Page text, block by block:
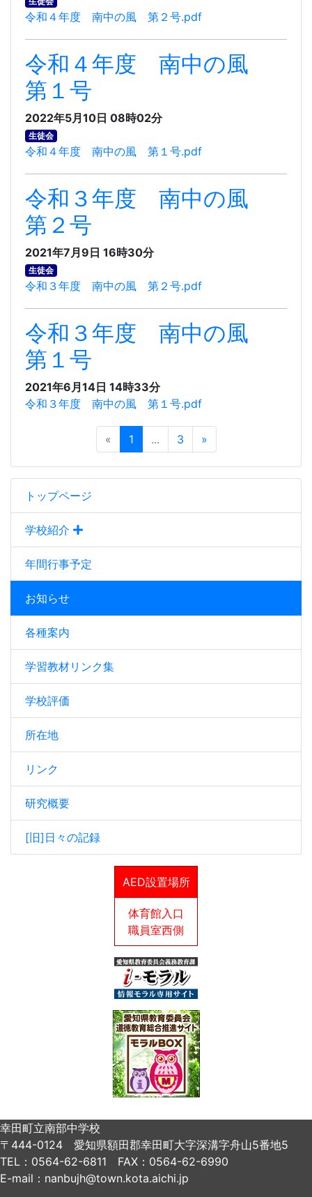
トップページ
学校紹介
年間行事予定
お知らせ
各種案内
学習教材リンク集
学校評価
所在地
リンク
研究概要
[旧]日々の記録
AED設置場所
体育館入口
職員室西側
令和４年度 南中の風 第２号.pdf
令和４年度 南中の風
第１号
2022年5月10日 08時02分
生徒会
令和４年度 南中の風 第１号.pdf
令和３年度 南中の風
第２号
2021年7月9日 16時30分
生徒会
令和３年度 南中の風 第２号.pdf
令和３年度 南中の風
第１号
2021年6月14日 14時33分
令和３年度 南中の風 第１号.pdf
« 1 ... 3 »
幸田町立南部中学校
〒444-0124 愛知県額田郡幸田町大字深溝字舟山5番地5
TEL：0564-62-6811 FAX：0564-62-6990
E-mail：nanbujh@town.kota.aichi.jp